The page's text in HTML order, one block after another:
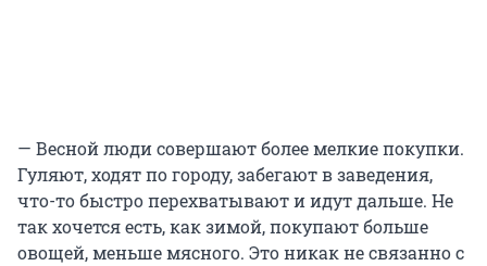
— Весной люди совершают более мелкие покупки.
Гуляют, ходят по городу, забегают в заведения,
что-то быстро перехватывают и идут дальше. Не
так хочется есть, как зимой, покупают больше
овощей, меньше мясного. Это никак не связанно с